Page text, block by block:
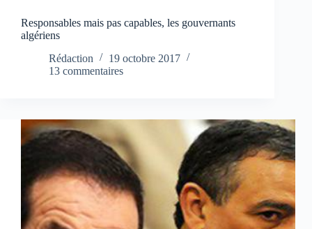
Responsables mais pas capables, les gouvernants
algériens
Rédaction
19 octobre 2017
13 commentaires